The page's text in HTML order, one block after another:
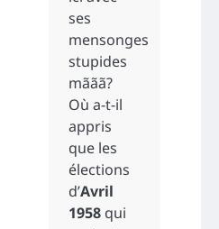
ses
mensonges
stupides
mããã?
Où a-t-il
appris
que les
élections
d’Avril
1958 qui